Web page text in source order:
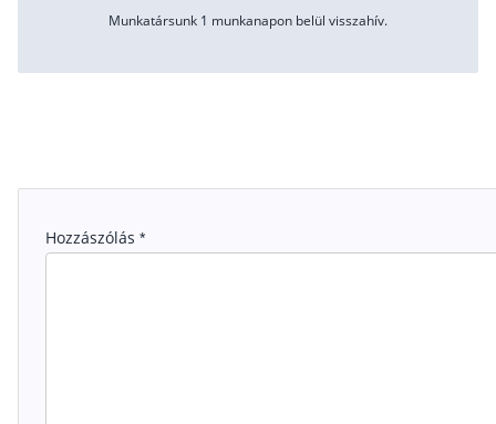
Munkatársunk 1 munkanapon belül visszahív.
Hozzászólás *